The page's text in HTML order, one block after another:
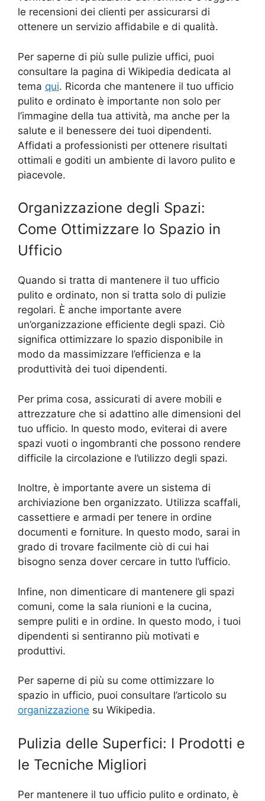
le recensioni dei clienti per assicurarsi di
ottenere un servizio affidabile e di qualità.
Per saperne di più sulle pulizie uffici, puoi
consultare la pagina di Wikipedia dedicata al
tema qui. Ricorda che mantenere il tuo ufficio
pulito e ordinato è importante non solo per
l’immagine della tua attività, ma anche per la
salute e il benessere dei tuoi dipendenti.
Affidati a professionisti per ottenere risultati
ottimali e goditi un ambiente di lavoro pulito e
piacevole.
Organizzazione degli Spazi:
Come Ottimizzare lo Spazio in
Ufficio
Quando si tratta di mantenere il tuo ufficio
pulito e ordinato, non si tratta solo di pulizie
regolari. È anche importante avere
un’organizzazione efficiente degli spazi. Ciò
significa ottimizzare lo spazio disponibile in
modo da massimizzare l’efficienza e la
produttività dei tuoi dipendenti.
Per prima cosa, assicurati di avere mobili e
attrezzature che si adattino alle dimensioni del
tuo ufficio. In questo modo, eviterai di avere
spazi vuoti o ingombranti che possono rendere
difficile la circolazione e l’utilizzo degli spazi.
Inoltre, è importante avere un sistema di
archiviazione ben organizzato. Utilizza scaffali,
cassettiere e armadi per tenere in ordine
documenti e forniture. In questo modo, sarai in
grado di trovare facilmente ciò di cui hai
bisogno senza dover cercare in tutto l’ufficio.
Infine, non dimenticare di mantenere gli spazi
comuni, come la sala riunioni e la cucina,
sempre puliti e in ordine. In questo modo, i tuoi
dipendenti si sentiranno più motivati e
produttivi.
Per saperne di più su come ottimizzare lo
spazio in ufficio, puoi consultare l’articolo su
organizzazione su Wikipedia.
Pulizia delle Superfici: I Prodotti e
le Tecniche Migliori
Per mantenere il tuo ufficio pulito e ordinato, è